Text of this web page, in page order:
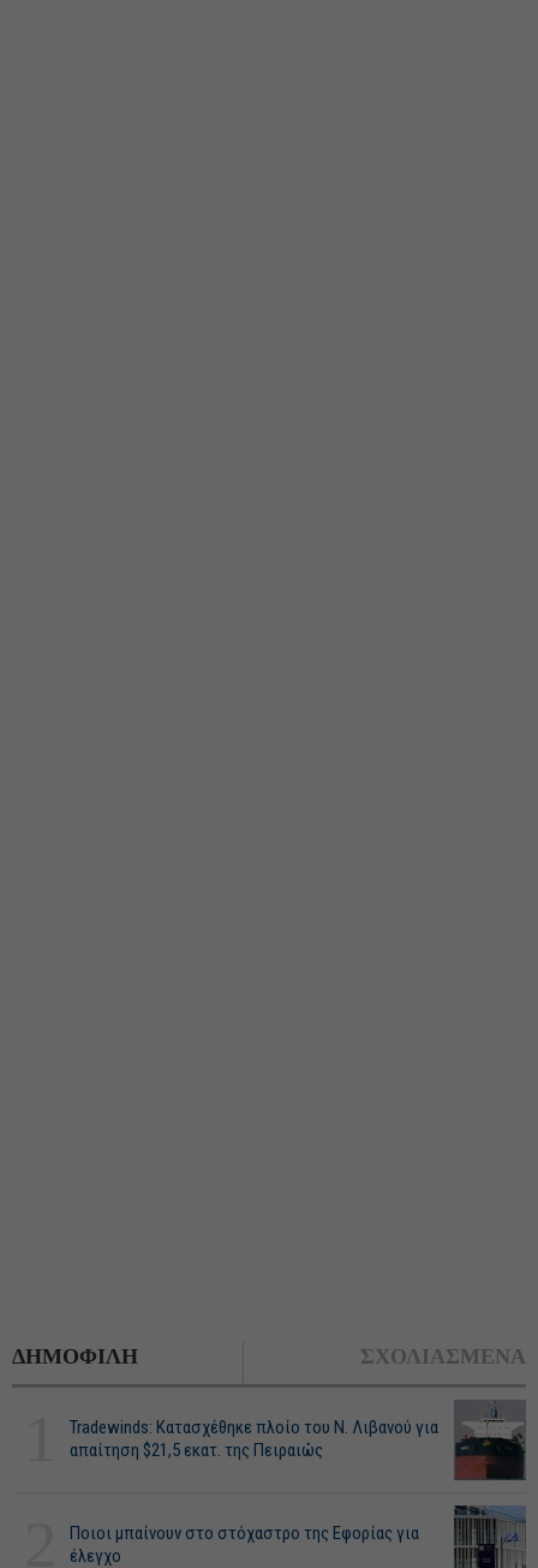
ΔΗΜΟΦΙΛΗ ΣΧΟΛΙΑΣΜΕΝΑ
Tradewinds: Κατασχέθηκε πλοίο του Ν. Λιβανού για
απαίτηση $21,5 εκατ. της Πειραιώς
Ποιοι μπαίνουν στο στόχαστρο της Εφορίας για
έλεγχο